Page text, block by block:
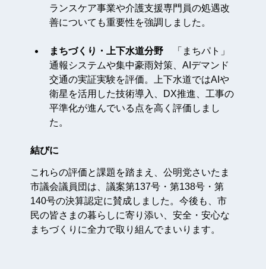
ランスケア事業や介護支援専門員の処遇改
善についても重要性を強調しました。
まちづくり・上下水道分野 「まちパト」
通報システムや集中豪雨対策、AIデマンド
交通の実証実験を評価。上下水道ではAIや
衛星を活用した技術導入、DX推進、工事の
平準化が進んでいる点を高く評価しまし
た。
結びに
これらの評価と課題を踏まえ、公明党さいたま
市議会議員団は、議案第137号・第138号・第
140号の決算認定に賛成しました。今後も、市
民の皆さまの暮らしに寄り添い、安全・安心な
まちづくりに全力で取り組んでまいります。